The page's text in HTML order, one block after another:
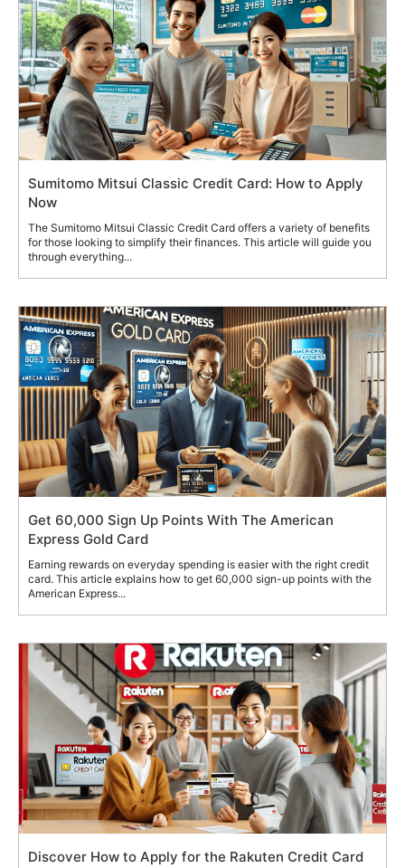
Sumitomo Mitsui Classic Credit Card: How to Apply
Now
The Sumitomo Mitsui Classic Credit Card offers a variety of benefits
for those looking to simplify their finances. This article will guide you
through everything...
Get 60,000 Sign Up Points With The American
Express Gold Card
Earning rewards on everyday spending is easier with the right credit
card. This article explains how to get 60,000 sign-up points with the
American Express...
Discover How to Apply for the Rakuten Credit Card